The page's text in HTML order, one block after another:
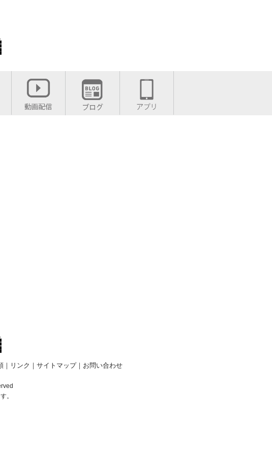
｜ リンク ｜ サイトマップ｜ お問い合わせ
。